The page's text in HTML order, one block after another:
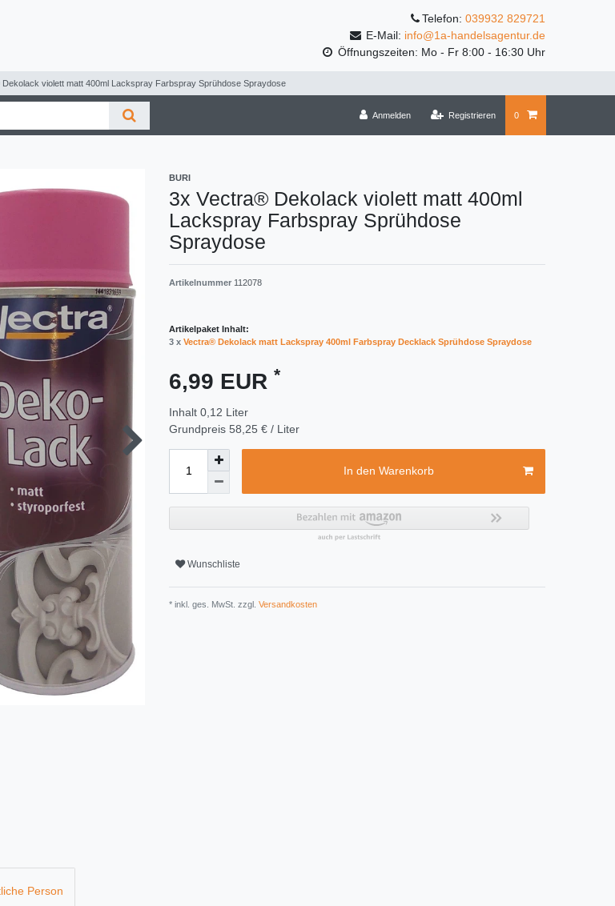
Telefon: 039932 829721
E-Mail: info@1a-handelsagentur.de
Öffnungszeiten: Mo - Fr 8:00 - 16:30 Uhr
violett matt 400ml Lackspray Farbspray Sprühdose Spraydose
Anmelden Registrieren 0
BURI
3x Vectra® Dekolack violett matt 400ml
Lackspray Farbspray Sprühdose
Spraydose
Artikelnummer 112078
Artikelpaket Inhalt:
3 x Vectra® Dekolack matt Lackspray 400ml Farbspray Decklack Sprühdose Spraydose
6,99 EUR *
Inhalt 0,12 Liter
Grundpreis 58,25 € / Liter
In den Warenkorb
Wunschliste
* inkl. ges. MwSt. zzgl. Versandkosten
Person